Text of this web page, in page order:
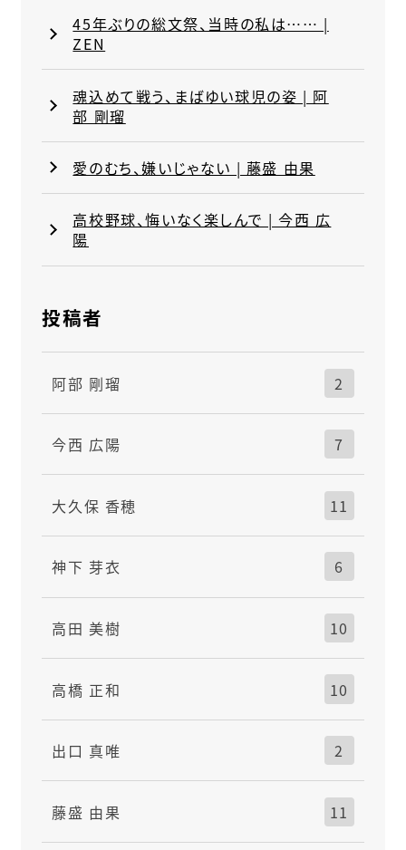
45年ぶりの総文祭、当時の私は…… |
ZEN
魂込めて戦う、まばゆい球児の姿 | 阿
部 剛瑠
愛のむち、嫌いじゃない | 藤盛 由果
高校野球、悔いなく楽しんで | 今西 広
陽
投稿者
阿部 剛瑠 2
今西 広陽 7
大久保 香穂 11
神下 芽衣 6
高田 美樹 10
高橋 正和 10
出口 真唯 2
藤盛 由果 11